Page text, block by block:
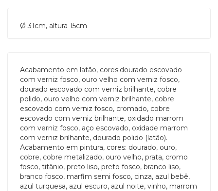
Ø 31cm, altura 15cm
Acabamento em latão, cores:dourado escovado
com verniz fosco, ouro velho com verniz fosco,
dourado escovado com verniz brilhante, cobre
polido, ouro velho com verniz brilhante, cobre
escovado com verniz fosco, cromado, cobre
escovado com verniz brilhante, oxidado marrom
com verniz fosco, aço escovado, oxidade marrom
com verniz brilhante, dourado polido (latão).
Acabamento em pintura, cores: dourado, ouro,
cobre, cobre metalizado, ouro velho, prata, cromo
fosco, titânio, preto liso, preto fosco, branco liso,
branco fosco, marfim semi fosco, cinza, azul bebê,
azul turquesa, azul escuro, azul noite, vinho, marrom